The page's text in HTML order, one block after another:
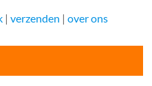
|verzenden |over ons